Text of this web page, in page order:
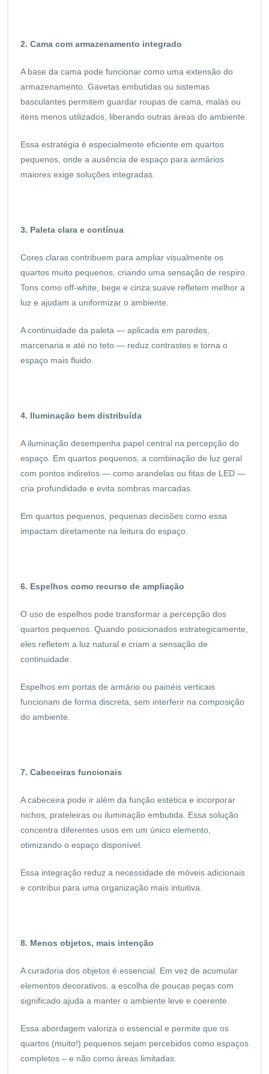
2. Cama com armazenamento integrado
A base da cama pode funcionar como uma extensão do
armazenamento. Gavetas embutidas ou sistemas
basculantes permitem guardar roupas de cama, malas ou
itens menos utilizados, liberando outras áreas do ambiente.
Essa estratégia é especialmente eficiente em quartos
pequenos, onde a ausência de espaço para armários
maiores exige soluções integradas.
3. Paleta clara e contínua
Cores claras contribuem para ampliar visualmente os
quartos muito pequenos, criando uma sensação de respiro.
Tons como off-white, bege e cinza suave refletem melhor a
luz e ajudam a uniformizar o ambiente.
A continuidade da paleta — aplicada em paredes,
marcenaria e até no teto — reduz contrastes e torna o
espaço mais fluido.
4. Iluminação bem distribuída
A iluminação desempenha papel central na percepção do
espaço. Em quartos pequenos, a combinação de luz geral
com pontos indiretos — como arandelas ou fitas de LED —
cria profundidade e evita sombras marcadas.
Em quartos pequenos, pequenas decisões como essa
impactam diretamente na leitura do espaço.
6. Espelhos como recurso de ampliação
O uso de espelhos pode transformar a percepção dos
quartos pequenos. Quando posicionados estrategicamente,
eles refletem a luz natural e criam a sensação de
continuidade.
Espelhos em portas de armário ou painéis verticais
funcionam de forma discreta, sem interferir na composição
do ambiente.
7. Cabeceiras funcionais
A cabeceira pode ir além da função estética e incorporar
nichos, prateleiras ou iluminação embutida. Essa solução
concentra diferentes usos em um único elemento,
otimizando o espaço disponível.
Essa integração reduz a necessidade de móveis adicionais
e contribui para uma organização mais intuitiva.
8. Menos objetos, mais intenção
A curadoria dos objetos é essencial. Em vez de acumular
elementos decorativos, a escolha de poucas peças com
significado ajuda a manter o ambiente leve e coerente.
Essa abordagem valoriza o essencial e permite que os
quartos (muito!) pequenos sejam percebidos como espaços
completos – e não como áreas limitadas.